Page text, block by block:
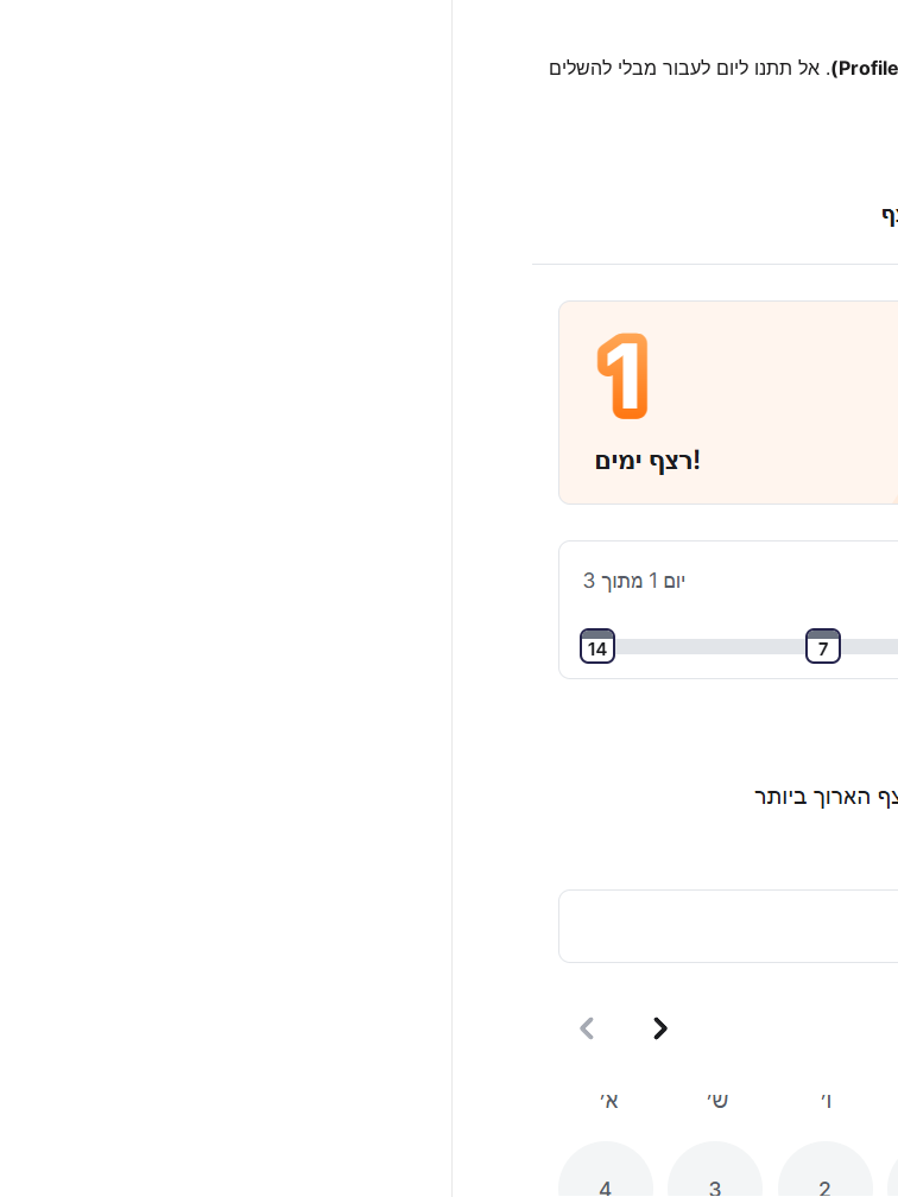
. אל תתנו ליום לעבור מבלי להשלים